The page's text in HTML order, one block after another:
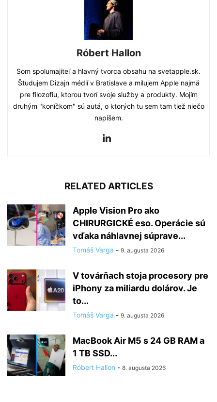
Róbert Hallon
Som spolumajiteľ a hlavný tvorca obsahu na svetapple.sk.
Študujem Dizajn médií v Bratislave a milujem Apple najmä
pre filozofiu, ktorou tvorí svoje služby a produkty. Mojím
druhým "koníčkom" sú autá, o ktorých tu sem tam tiež niečo
napíšem.
RELATED ARTICLES
Apple Vision Pro ako
CHIRURGICKÉ eso. Operácie sú
vďaka náhlavnej súprave...
Tomáš Varga - 9. augusta 2026
V továrňach stoja procesory pre
iPhony za miliardu dolárov. Je
to...
Tomáš Varga - 9. augusta 2026
MacBook Air M5 s 24 GB RAM a
1 TB SSD...
Róbert Hallon - 8. augusta 2026